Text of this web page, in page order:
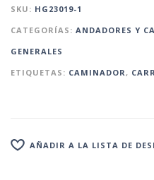
SKU: HG23019-1
CATEGORÍAS: ANDADORES Y
GENERALES
ETIQUETAS: CAMINADOR,
AÑADIR A LA LISTA DE